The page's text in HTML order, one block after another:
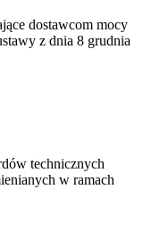
dostawcom mocy
z dnia 8 grudnia
technicznych
w ramach